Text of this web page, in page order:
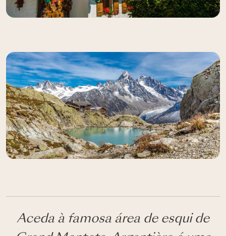
Aceda à famosa área de esqui de